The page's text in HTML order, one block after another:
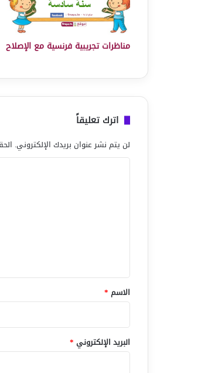
مناظرات تجريبية فرنسية مع الإصلاح
اترك تعليقاً
لن يتم نشر عنوان بريدك الإلكتروني.
*
الاسم *
البريد الإلكتروني *